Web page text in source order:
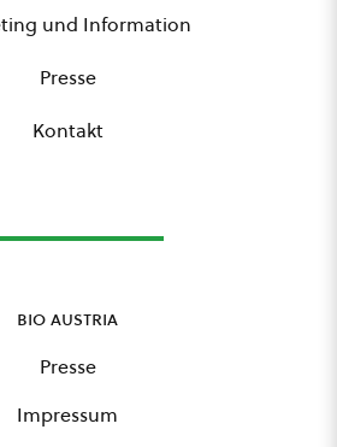
und Information
Presse
Kontakt
bio austria
Presse
Impressum